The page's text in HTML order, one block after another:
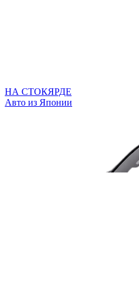
НА СТОКЯРДЕ
Авто из Японии